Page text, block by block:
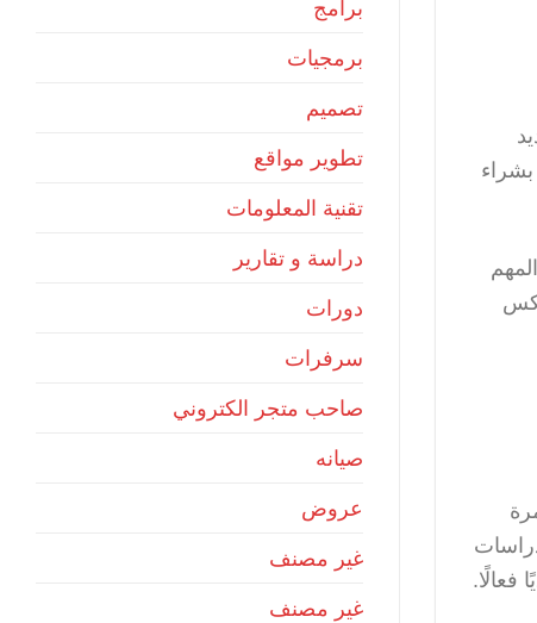
فعالًا.
برامج
برمجيات
تصميم
تطوير مواقع
تقنية المعلومات
دراسة و تقارير
دورات
سرفرات
صاحب متجر الكتروني
صيانه
عروض
غير مصنف
غير مصنف